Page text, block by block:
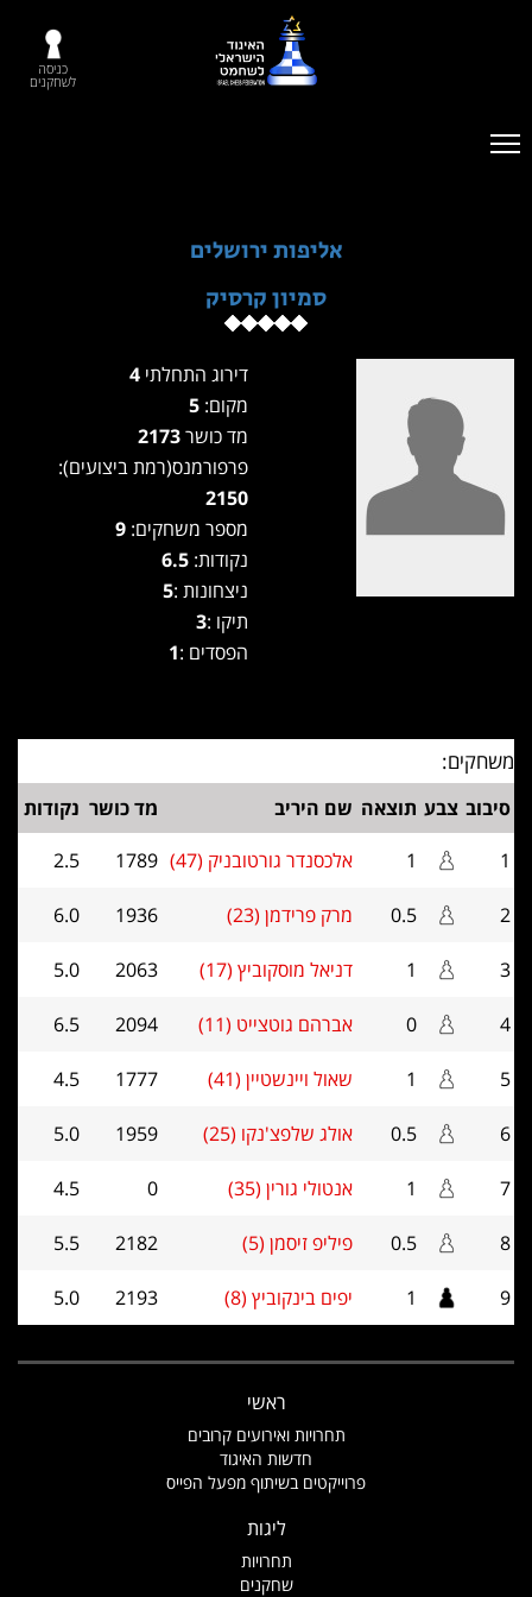
כניסה
לשחקנים
אליפות ירושלים
סמיון קרסיק
דירוג התחלתי
מקום:
מד כושר
פרפורמנס(רמת ביצועים):
2150
מספר משחקים:
נקודות: 6.5
ניצחונות :5
תיקו :3
הפסדים :1
משחקים:
סיבוב צבע תוצאה שם היריב מד כושר נקודות
1
1 אלכסנדר גורטובניק (47) 1789
2.5
2
0.5 מרק פרידמן (23) 1936
6.0
3
1 דניאל מוסקוביץ (17) 2063
5.0
4
0 אברהם גוטצייט (11) 2094
6.5
5
1 שאול ויינשטיין (41) 1777
4.5
6
0.5 אולג שלפצ'נקו (25) 1959
5.0
7
1 אנטולי גורין (35) 0
4.5
8
0.5 פיליפ זיסמן (5) 2182
5.5
9
1 יפים בינקוביץ (8) 2193
5.0
ראשי
תחרויות ואירועים קרובים
חדשות האיגוד
פרוייקטים בשיתוף מפעל הפייס
ליגות
תחרויות
שחקנים